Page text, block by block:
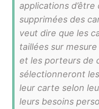
applications
supprimées des
veut dire que les
taillées sur
et les porteurs de
sélectionneront
leur carte selon
leurs besoins